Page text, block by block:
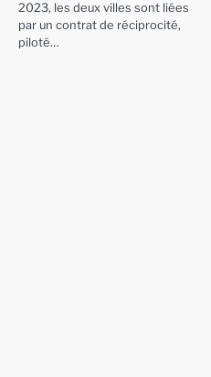
2023, les deux villes sont liées
par un contrat de réciprocité,
piloté…